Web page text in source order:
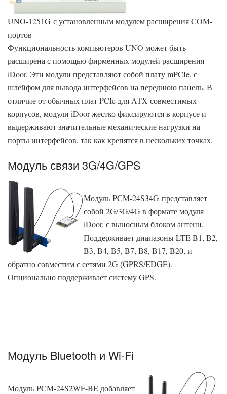
UNO-1251G с установленным модулем расширения COM-
портов
Функциональность компьютеров UNO может быть
расширена с помощью фирменных модулей расширения
iDoor. Эти модули представляют собой плату mPCIe, с
шлейфом для вывода интерфейсов на переднюю панель. В
отличие от обычных плат PCIe для ATX-совместимых
корпусов, модули iDoor жестко фиксируются в корпусе и
выдерживают значительные механические нагрузки на
порты интерфейсов, так как крепятся в нескольких точках.
Модуль связи 3G/4G/GPS
Модуль PCM-24S34G представляет
собой 2G/3G/4G в формате модуля
iDoor, с выносным блоком антенн.
Поддерживает диапазоны LTE B1, B2,
B3, B4, B5, B7, B8, B17, B20, и
обратно совместим с сетями 2G (GPRS/EDGE).
Опционально поддерживает систему GPS.
Модуль Bluetooth и Wi-Fi
Модуль PCM-24S2WF-BE добавляет